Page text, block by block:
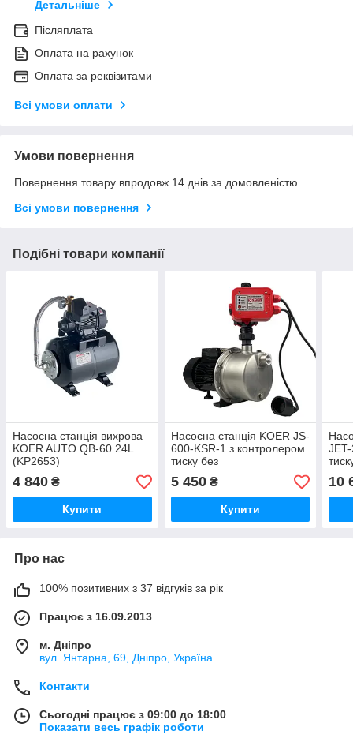
Детальніше
Післяплата
Оплата на рахунок
Оплата за реквізитами
Всі умови оплати
Умови повернення
Повернення товару впродовж 14 днів за домовленістю
Всі умови повернення
Подібні товари компанії
Насосна станція вихрова
KOER AUTO QB-60 24L
(KP2653)
4 840 ₴
Купити
Насосна станція KOER JS-
600-KSR-1 з контролером
тиску без
гідроакумулятора
5 450₴
Купити
10
Про нас
100% позитивних з 37 відгуків за рік
Працює з 16.09.2013
м. Дніпро
вул. Янтарна, 69, Дніпро, Україна
Контакти
Сьогодні працює з 09:00 до 18:00
Показати весь графік роботи